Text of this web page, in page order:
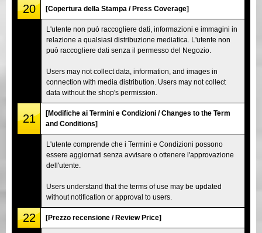
20 [Copertura della Stampa / Press Coverage]
L'utente non può raccogliere dati, informazioni e immagini in
relazione a qualsiasi distribuzione mediatica. L'utente non
può raccogliere dati senza il permesso del Negozio.
Users may not collect data, information, and images in
connection with media distribution. Users may not collect
data without the shop's permission.
21
[Modifiche ai Termini e Condizioni / Changes to the Term
and Conditions]
L'utente comprende che i Termini e Condizioni possono
essere aggiornati senza avvisare o ottenere l'approvazione
dell'utente.
Users understand that the terms of use may be updated
without notification or approval to users.
22 [Prezzo recensione / Review Price]